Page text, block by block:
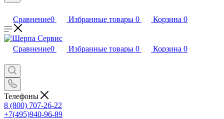
Сравнение0 Избранные товары 0 Корзина 0
Сравнение0 Избранные товары 0 Корзина 0
Телефоны
8 (800) 707-26-22
+7(495)940-96-89